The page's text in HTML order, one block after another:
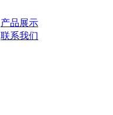
产品展示
联系我们